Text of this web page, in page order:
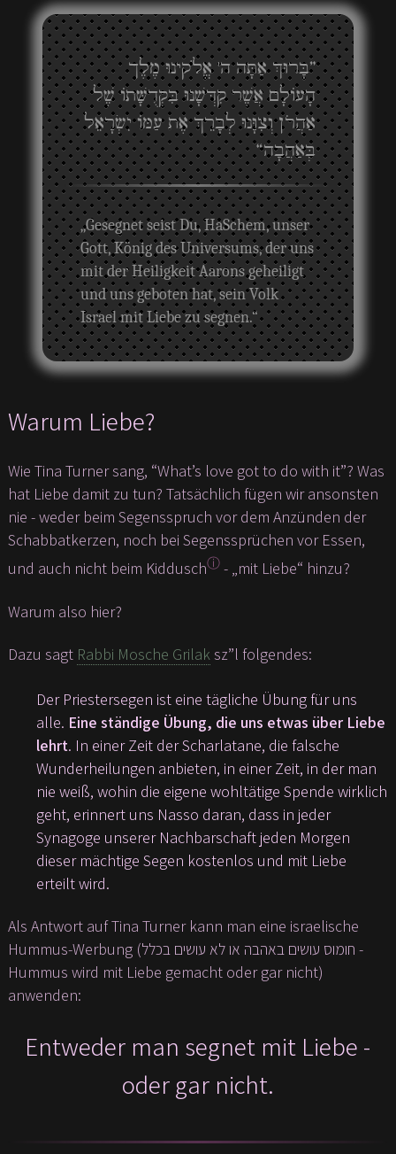
”בָּרוּךְ אַתָּה ה' אֱלֹקינוּ מֶלֶך
הָעוֹלָם אֲשֶׁר קִדְּשָׁנוּ בִּקְדֻשָּׁתוֹ שֶׁל
אַהֲרֹן וְצִוָּנוּ לְבָרֵךְ אֶת עַמּוֹ יִשְׂרָאֵל
בְּאַהֲבָה“
„Gesegnet seist Du, HaSchem, unser
Gott, König des Universums, der uns
mit der Heiligkeit Aarons geheiligt
und uns geboten hat, sein Volk
Israel mit Liebe zu segnen.“
Warum Liebe?
Wie Tina Turner sang, “What’s love got to do with it”? Was
hat Liebe damit zu tun? Tatsächlich fügen wir ansonsten
nie - weder beim Segensspruch vor dem Anzünden der
Schabbatkerzen, noch bei Segenssprüchen vor Essen,
und auch nicht beim Kidduschⓘ- „mit Liebe“ hinzu?
Warum also hier?
Dazu sagt Rabbi Mosche Grilaksz”l folgendes:
Der Priestersegen ist eine tägliche Übung für uns
alle. Eine ständige Übung, die uns etwas über Liebe
lehrt. In einer Zeit der Scharlatane, die falsche
Wunderheilungen anbieten, in einer Zeit, in der man
nie weiß, wohin die eigene wohltätige Spende wirklich
geht, erinnert uns Nasso daran, dass in jeder
Synagoge unserer Nachbarschaft jeden Morgen
dieser mächtige Segen kostenlos und mit Liebe
erteilt wird.
Als Antwort auf Tina Turner kann man eine israelische
Hummus-Werbung (חומוס עושים באהבה או לא עושים בכלל -
Hummus wird mit Liebe gemacht oder gar nicht)
anwenden:
Entweder man segnet mit Liebe -
oder gar nicht.